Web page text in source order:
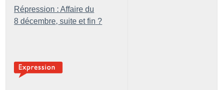
Répression : Affaire du
8 décembre, suite et fin ?